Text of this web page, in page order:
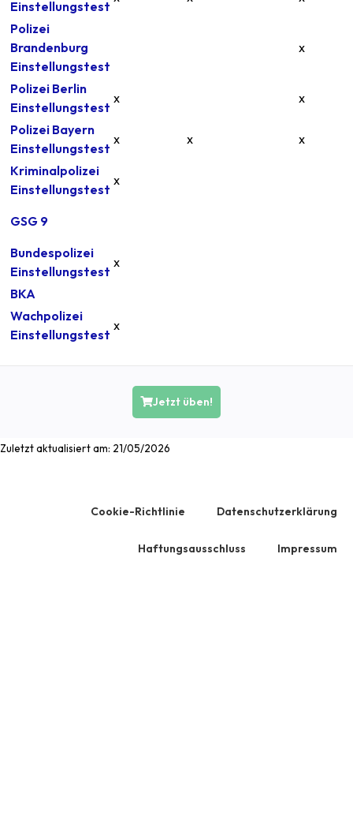
Einstellungstest
Polizei
Brandenburg
Einstellungstest
x
Polizei Berlin
Einstellungstest
x
x
Polizei Bayern
Einstellungstest
x x
x
Kriminalpolizei
Einstellungstest
x
GSG 9
Bundespolizei
Einstellungstest
x
BKA
Wachpolizei
Einstellungstest
x
Jetzt üben!
Zuletzt aktualisiert am: 21/05/2026
Cookie-Richtlinie Datenschutzerklärung
Haftungsausschluss Impressum